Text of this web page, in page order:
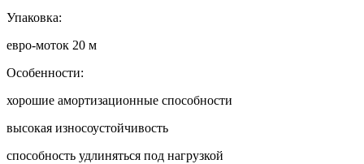
Упаковка:
евро-моток 20 м
Особенности:
хорошие амортизационные способности
высокая износоустойчивость
способность удлиняться под нагрузкой